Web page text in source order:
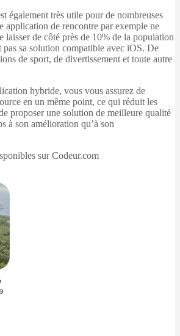
également très utile pour de nombreuses
application de rencontre par exemple ne
laisser de côté près de 10% de la population
pas sa solution compatible avec iOS. De
de sport, de divertissement et toute autre
hybride, vous vous assurez de
en un même point, ce qui réduit les
proposer une solution de meilleure qualité
à son amélioration qu’à son
sur Codeur.com